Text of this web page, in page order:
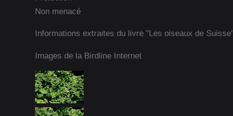
Non menacé
Informations extraites du livre "Les oiseaux de
Images de la Birdline Internet